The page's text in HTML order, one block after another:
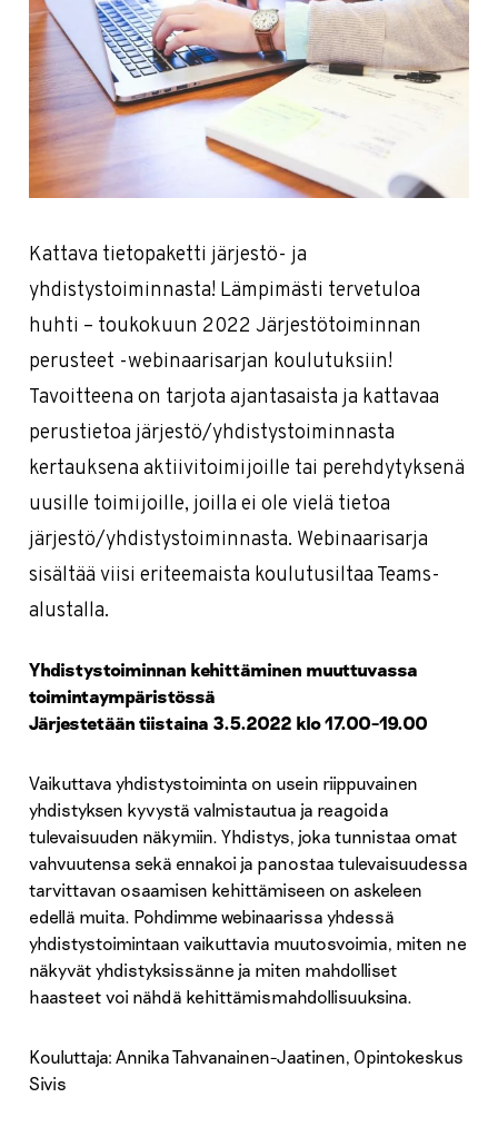
Kattava tietopaketti järjestö- ja
yhdistystoiminnasta! Lämpimästi tervetuloa
huhti – toukokuun 2022 Järjestötoiminnan
perusteet -webinaarisarjan koulutuksiin!
Tavoitteena on tarjota ajantasaista ja kattavaa
perustietoa järjestö/yhdistystoiminnasta
kertauksena aktiivitoimijoille tai perehdytyksenä
uusille toimijoille, joilla ei ole vielä tietoa
järjestö/yhdistystoiminnasta. Webinaarisarja
sisältää viisi eriteemaista koulutusiltaa Teams-
alustalla.
Yhdistystoiminnan kehittäminen muuttuvassa
toimintaympäristössä
Järjestetään tiistaina 3.5.2022 klo 17.00–19.00
Vaikuttava yhdistystoiminta on usein riippuvainen
yhdistyksen kyvystä valmistautua ja reagoida
tulevaisuuden näkymiin. Yhdistys, joka tunnistaa omat
vahvuutensa sekä ennakoi ja panostaa tulevaisuudessa
tarvittavan osaamisen kehittämiseen on askeleen
edellä muita. Pohdimme webinaarissa yhdessä
yhdistystoimintaan vaikuttavia muutosvoimia, miten ne
näkyvät yhdistyksissänne ja miten mahdolliset
haasteet voi nähdä kehittämismahdollisuuksina.
Kouluttaja: Annika Tahvanainen-Jaatinen, Opintokeskus
Sivis